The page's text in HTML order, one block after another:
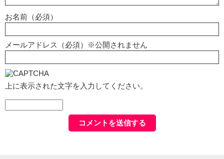
お名前（必須）
メールアドレス（必須）※公開されません
上に表示された文字を入力してください。